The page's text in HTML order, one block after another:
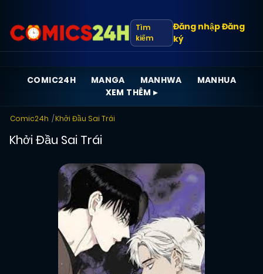
Tìm
kiếm
Đăng nhậpĐăng
ký
COMIC24H MANGA MANHWA
MANHUA
XEM THÊM ▸
Comic24h Khởi Đầu Sai Trái
Khởi Đầu Sai Trái